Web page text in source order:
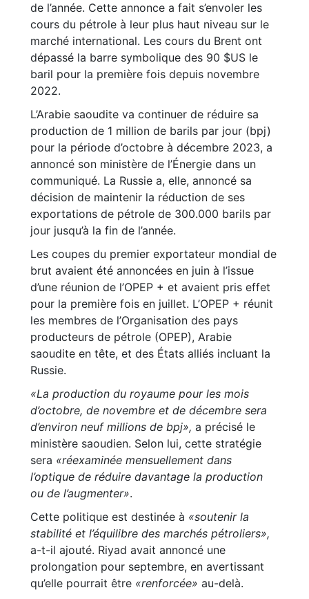
de l’année. Cette annonce a fait s’envoler les
cours du pétrole à leur plus haut niveau sur le
marché international. Les cours du Brent ont
dépassé la barre symbolique des 90 $US le
baril pour la première fois depuis novembre
2022.
L’Arabie saoudite va continuer de réduire sa
production de 1 million de barils par jour (bpj)
pour la période d’octobre à décembre 2023, a
annoncé son ministère de l’Énergie dans un
communiqué. La Russie a, elle, annoncé sa
décision de maintenir la réduction de ses
exportations de pétrole de 300.000 barils par
jour jusqu’à la fin de l’année.
Les coupes du premier exportateur mondial de
brut avaient été annoncées en juin à l’issue
d’une réunion de l’OPEP + et avaient pris effet
pour la première fois en juillet. L’OPEP + réunit
les membres de l’Organisation des pays
producteurs de pétrole (OPEP), Arabie
saoudite en tête, et des États alliés incluant la
Russie.
«La production du royaume pour les mois
d’octobre, de novembre et de décembre sera
d’environ neuf millions de bpj», a précisé le
ministère saoudien. Selon lui, cette stratégie
sera «réexaminée mensuellement dans
l’optique de réduire davantage la production
ou de l’augmenter».
Cette politique est destinée à «soutenir la
stabilité et l’équilibre des marchés pétroliers»,
a-t-il ajouté. Riyad avait annoncé une
prolongation pour septembre, en avertissant
qu’elle pourrait être «renforcée» au-delà.